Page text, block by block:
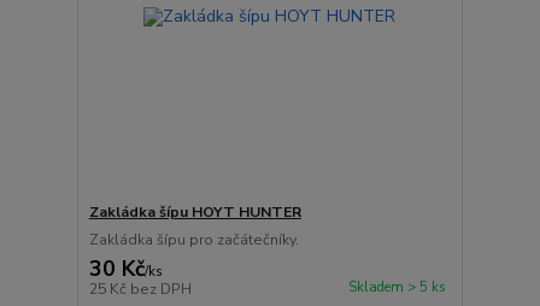
Zakládka šípu HOYT HUNTER
Zakládka šípu pro začátečníky.
30 Kč/ks
25 Kč bez DPH Skladem > 5 ks